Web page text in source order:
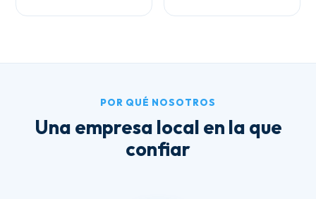
POR QUÉ NOSOTROS
Una empresa local en la que
confiar